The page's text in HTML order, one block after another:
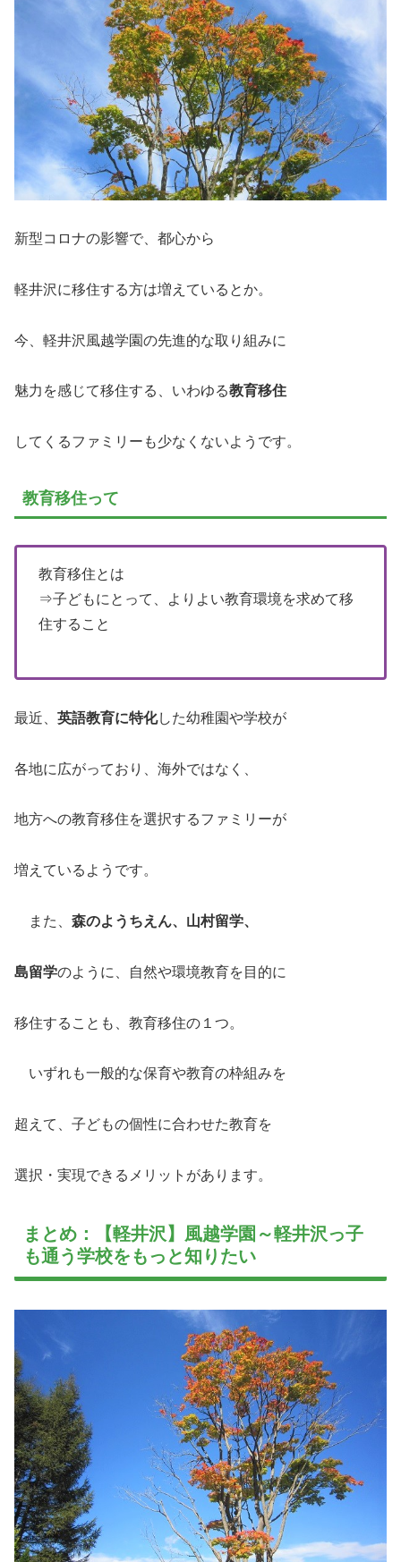
新型コロナの影響で、都心から
軽井沢に移住する方は増えているとか。
今、軽井沢風越学園の先進的な取り組みに
魅力を感じて移住する、いわゆる教育移住
してくるファミリーも少なくないようです。
教育移住って
教育移住とは
⇒子どもにとって、よりよい教育環境を求めて移
住すること
最近、 英語教育に特化した幼稚園や学校が
各地に広がっており、海外ではなく、
地方への教育移住を選択するファミリーが
増えているようです。
また、 森のようちえん、山村留学、
島留学のように、自然や環境教育を目的に
移住することも、教育移住の１つ。
いずれも一般的な保育や教育の枠組みを
超えて、子どもの個性に合わせた教育を
選択・実現できるメリットがあります。
まとめ：【軽井沢】風越学園～軽井沢っ子
も通う学校をもっと知りたい